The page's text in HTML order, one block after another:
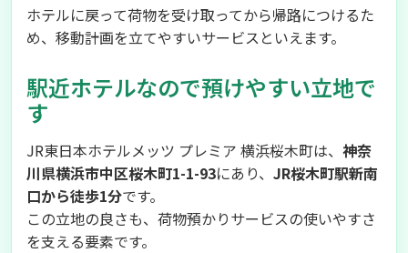
ホテルに戻って荷物を受け取ってから帰路につけるた
め、移動計画を立てやすいサービスといえます。
駅近ホテルなので預けやすい立地で
す
JR東日本ホテルメッツ プレミア 横浜桜木町は、 神奈
川県横浜市中区桜木町1-1-93にあり、 JR桜木町駅新南
口から徒歩1分です。
この立地の良さも、荷物預かりサービスの使いやすさ
を支える要素です。